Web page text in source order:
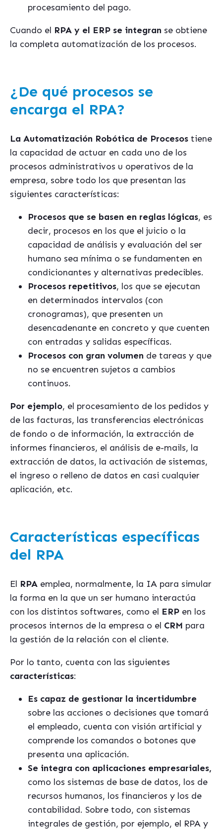
procesamiento del pago.
Cuando el RPA y el ERP se integran se obtiene
la completa automatización de los procesos.
¿De qué procesos se
encarga el RPA?
La Automatización Robótica de Procesos tiene
la capacidad de actuar en cada uno de los
procesos administrativos u operativos de la
empresa, sobre todo los que presentan las
siguientes características:
Procesos que se basen en reglas lógicas, es
decir, procesos en los que el juicio o la
capacidad de análisis y evaluación del ser
humano sea mínima o se fundamenten en
condicionantes y alternativas predecibles.
Procesos repetitivos, los que se ejecutan
en determinados intervalos (con
cronogramas), que presenten un
desencadenante en concreto y que cuenten
con entradas y salidas específicas.
Procesos con gran volumen de tareas y que
no se encuentren sujetos a cambios
continuos.
Por ejemplo, el procesamiento de los pedidos y
de las facturas, las transferencias electrónicas
de fondo o de información, la extracción de
informes financieros, el análisis de e-mails, la
extracción de datos, la activación de sistemas,
el ingreso o relleno de datos en casi cualquier
aplicación, etc.
Características específicas
del RPA
El RPA emplea, normalmente, la IA para simular
la forma en la que un ser humano interactúa
con los distintos softwares, como el ERP en los
procesos internos de la empresa o el CRM para
la gestión de la relación con el cliente.
Por lo tanto, cuenta con las siguientes
características:
Es capaz de gestionar la incertidumbre
sobre las acciones o decisiones que tomará
el empleado, cuenta con visión artificial y
comprende los comandos o botones que
presenta una aplicación.
Se integra con aplicaciones empresariales,
como los sistemas de base de datos, los de
recursos humanos, los financieros y los de
contabilidad. Sobre todo, con sistemas
integrales de gestión, por ejemplo, el RPA y